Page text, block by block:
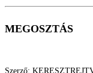
MEGOSZTÁS
Szerző: